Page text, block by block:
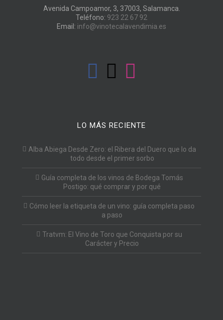
Avenida Campoamor, 3, 37003, Salamanca.
Teléfono: 923 22 67 92
Email: info@vinotecalavendimia.es
LO MÁS RECIENTE
Alba Abiega Desde Zero: el Ribera del Duero que lo da
todo desde el primer sorbo
Guía completa de los vinos de Bodega Tomás
Postigo: qué comprar y por qué
Cómo leer la etiqueta de un vino: guía completa paso
a paso
Tratvm: El Vino de Toro que Conquista por su
Carácter y Precio